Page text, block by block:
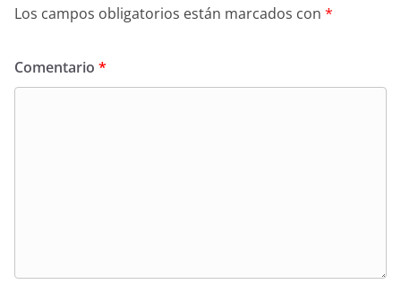
Los campos obligatorios están marcados con *
Comentario *